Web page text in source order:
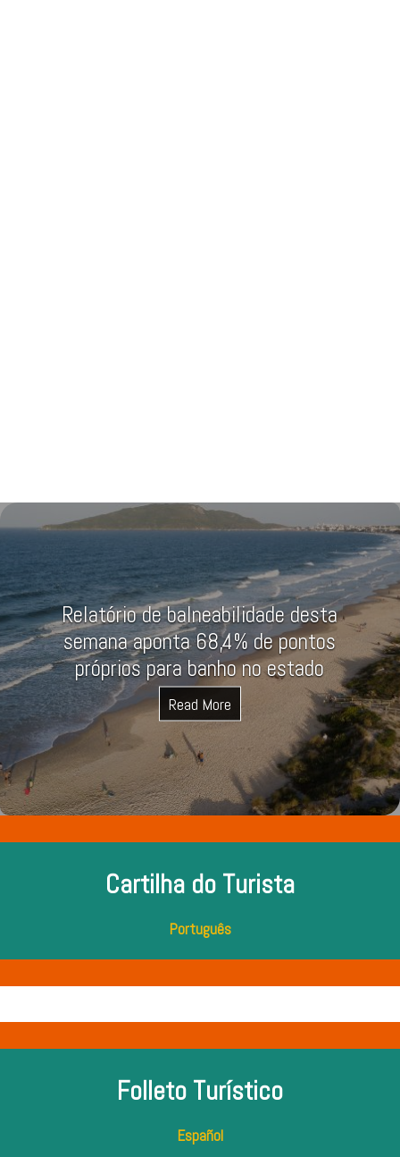
Relatório de balneabilidade desta
semana aponta 68,4% de pontos
próprios para banho no estado
Read More
Cartilha do Turista
Português
Folleto Turístico
Español